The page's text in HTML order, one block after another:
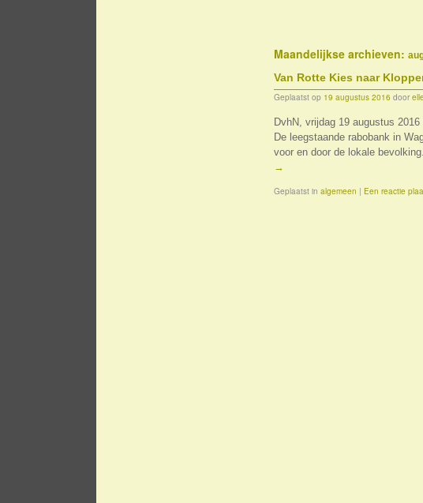
Maandelijkse archieven:
Van Rotte Kies naar
Geplaatst op 19 augustus 2016 door
DvhN, vrijdag 19 augustus
De leegstaande rabobank in
voor en door de lokale
→
Geplaatst in algemeen | Een reactie